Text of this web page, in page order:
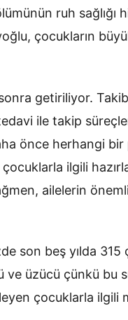
ruh
çocukların
getiriliyor.
ile takip
önce herhangi
ilgili
ailelerin önemli
son beş yılda 315
üzücü çünkü bu
çocuklarla ilgili